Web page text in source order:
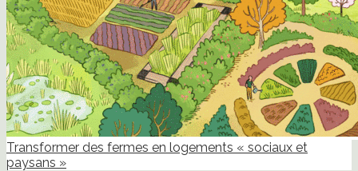
Transformer des fermes en logements « sociaux et
paysans »